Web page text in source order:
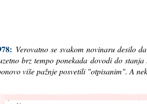
Verovatno se svakom novinaru desilo
brz tempo ponekada dovodi do
više pažnje posvetili "otpisanim". A